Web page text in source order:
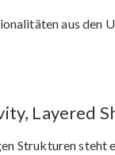
aus den
Layered
Strukturen steht